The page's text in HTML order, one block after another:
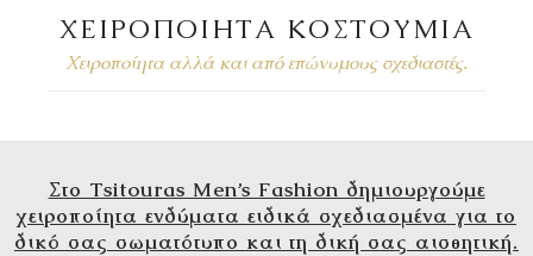
ΧΕΙΡΟΠΟΙΗΤΑ ΚΟΣΤΟΥΜΙΑ
Χειροποίητα αλλά και από επώνυμους σχεδιαστές.
Στο Tsitouras Men’s Fashion δημιουργούμε
χειροποίητα ενδύματα ειδικά σχεδιασμένα για το
δικό σας σωματότυπο και τη δική σας αισθητική.